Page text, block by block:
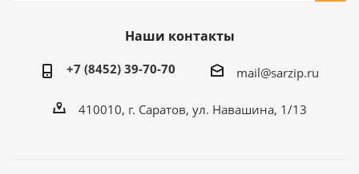
Наши контакты
+7 (8452) 39-70-70 mail@sarzip.ru
410010, г. Саратов, ул. Навашина, 1/13